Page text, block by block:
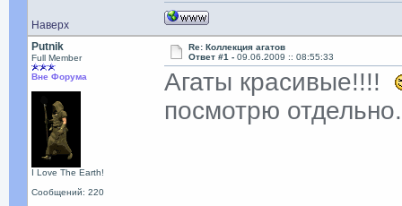
Наверх
Putnik
Full Member
Вне Форума
I Love The Earth!
Сообщений: 220
Re: Коллекция агатов
Ответ #1 -09.06.2009 :: 08:55:33
Агаты красивые!!!!
посмотрю